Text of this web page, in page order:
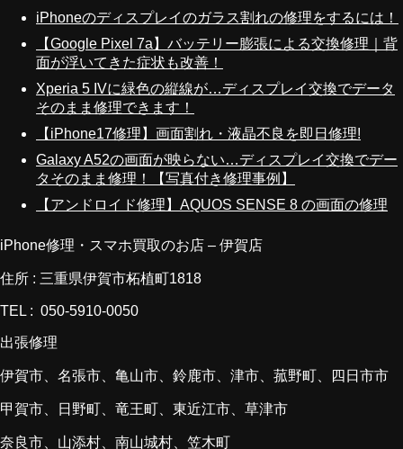
iPhoneのディスプレイのガラス割れの修理をするには！
【Google Pixel 7a】バッテリー膨張による交換修理｜背
面が浮いてきた症状も改善！
Xperia 5 IVに緑色の縦線が…ディスプレイ交換でデータ
そのまま修理できます！
【iPhone17修理】画面割れ・液晶不良を即日修理!
Galaxy A52の画面が映らない…ディスプレイ交換でデー
タそのまま修理！【写真付き修理事例】
【アンドロイド修理】AQUOS SENSE 8 の画面の修理
iPhone修理・スマホ買取のお店 – 伊賀店
住所 : 三重県伊賀市柘植町1818
TEL : 050-5910-0050
出張修理
伊賀市、名張市、亀山市、鈴鹿市、津市、菰野町、四日市市
甲賀市、日野町、竜王町、東近江市、草津市
奈良市、山添村、南山城村、笠木町